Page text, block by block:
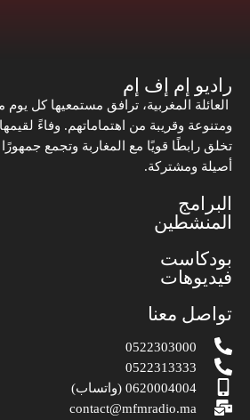
راديو إم إف إم
العائلة المغربية، ترافق مستمعيها كل
ومتنوعة وقريبة من اهتماماتهم. وفاءً لقيمها
تخلق رابطًا قويًا مع المغاربة وتجمع
أصيلة ومشتركة.
البرامج
المنشطين
بودكاست
فيديوهات
تواصل معنا
0522303000
0522313333
0620004004 (واتساب)
contact@mfmradio.ma